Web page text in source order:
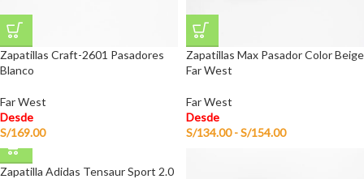
Zapatillas Craft-2601 Pasadores
Blanco
Far West
Desde
S/169.00
Zapatillas Max Pasador Color Beige
Far West
Far West
Desde
S/134.00 -S/154.00
Zapatilla Adidas Tensaur Sport 2.0